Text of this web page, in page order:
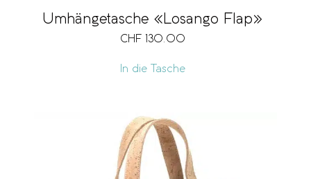
Umhängetasche «Losango Flap»
CHF 130.00
In die Tasche